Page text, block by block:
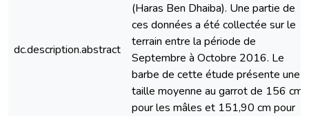
dc.description.abstract
(Haras Ben Dhaiba). Une partie de
ces données a été collectée sur le
terrain entre la période de
Septembre à Octobre 2016. Le
barbe de cette étude présente une
taille moyenne au garrot de 156 cm
pour les mâles et 151,90 cm pour